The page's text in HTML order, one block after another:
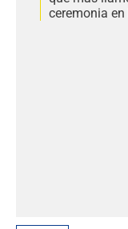
ceremonia en